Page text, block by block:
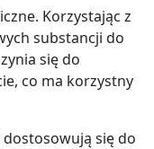
Korzystając z
substancji do
się do
co ma korzystny
dostosowują się do